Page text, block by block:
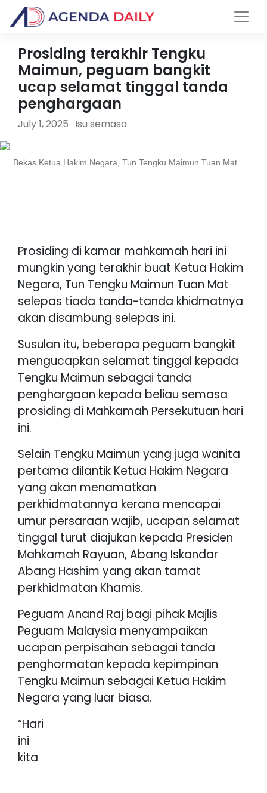
Prosiding terakhir Tengku
Maimun, peguam bangkit
ucap selamat tinggal tanda
penghargaan
July 1, 2025 · Isu semasa
Bekas Ketua Hakim Negara, Tun Tengku Maimun Tuan Mat.
Prosiding di kamar mahkamah hari ini
mungkin yang terakhir buat Ketua Hakim
Negara, Tun Tengku Maimun Tuan Mat
selepas tiada tanda-tanda khidmatnya
akan disambung selepas ini.
Susulan itu, beberapa peguam bangkit
mengucapkan selamat tinggal kepada
Tengku Maimun sebagai tanda
penghargaan kepada beliau semasa
prosiding di Mahkamah Persekutuan hari
ini.
Selain Tengku Maimun yang juga wanita
pertama dilantik Ketua Hakim Negara
yang akan menamatkan
perkhidmatannya kerana mencapai
umur persaraan wajib, ucapan selamat
tinggal turut diajukan kepada Presiden
Mahkamah Rayuan, Abang Iskandar
Abang Hashim yang akan tamat
perkhidmatan Khamis.
Peguam Anand Raj bagi pihak Majlis
Peguam Malaysia menyampaikan
ucapan perpisahan sebagai tanda
penghormatan kepada kepimpinan
Tengku Maimun sebagai Ketua Hakim
Negara yang luar biasa.
“Hari
ini
kita